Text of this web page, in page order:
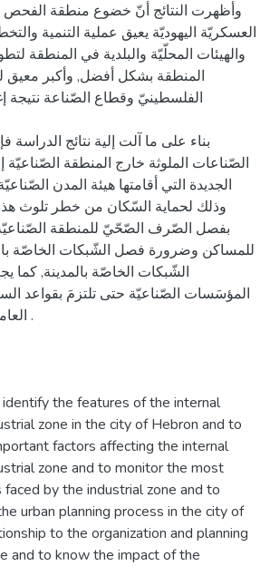
وأظهرت النتائج أنّ خضوع منطقة الفحص
العسكريّة اليهوديّة يعيق عملية التنمية
والهيئات المحلّيّة والبلدية في المنطقة
المنطقة بشكل أفضل, وأكبر معيق
الفلسطينيّ وقطاع الصّناعة نتيجة
بناء على ما آلت إلية نتائج الدراسة
الصّناعات الملوثة خارج المنطقة الصّناعيّة
الجديدة التي أقامتها هيئة المدن
وذلك لحماية السّكان من خطر تلوث
بفصل الصّرف الصّحّيّ للمنطقة
للمساكن وضرورة فصل الشّبكات الخاصّة
الشّبكات الخاصّة بالمدينة,
المؤسَسات الصّناعيّة حتى تلتزمَ بقواعد
the features of the internal
zone in the city of Hebron and to
factors affecting the internal
zone and to monitor the most
by the industrial zone and to
urban planning process in the city of
to the organization and planning
and to know the impact of the